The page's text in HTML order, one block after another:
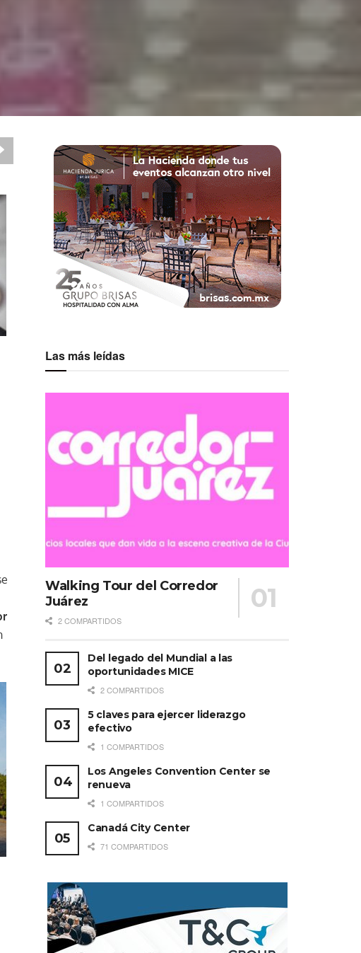
Las más leídas
Walking Tour del Corredor
Juárez
2 COMPARTIDOS
Del legado del Mundial a las
oportunidades MICE
2 COMPARTIDOS
5 claves para ejercer liderazgo
efectivo
1 COMPARTIDOS
Los Angeles Convention Center se
renueva
1 COMPARTIDOS
Canadá City Center
71 COMPARTIDOS